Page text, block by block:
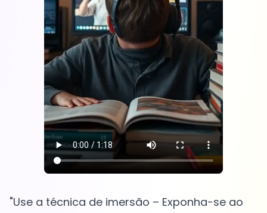
"Use a técnica de imersão – Exponha-se ao